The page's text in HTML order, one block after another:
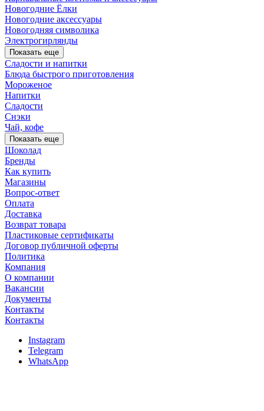
Новогодние Ёлки
Новогодние аксессуары
Новогодняя символика
Электрогирлянды
Показать еще
Сладости и напитки
Блюда быстрого приготовления
Мороженое
Напитки
Сладости
Снэки
Чай, кофе
Показать еще
Шоколад
Бренды
Как купить
Магазины
Вопрос-ответ
Оплата
Доставка
Возврат товара
Пластиковые сертификаты
Договор публичной оферты
Политика
Компания
О компании
Вакансии
Документы
Контакты
Контакты
Instagram
Telegram
WhatsApp